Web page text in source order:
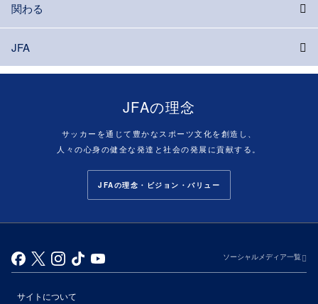
関わる
JFA
JFAの理念
サッカーを通じて豊かなスポーツ文化を創造し、
人々の心身の健全な発達と社会の発展に貢献する。
JFAの理念・ビジョン・バリュー
ソーシャルメディア一覧
サイトについて